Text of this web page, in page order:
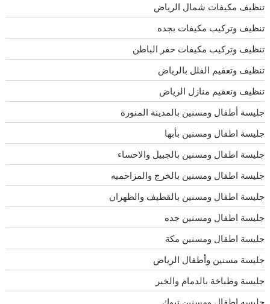
تنظيف مكيفات شمال الرياض
تنظيف وتركيب مكيفات بجده
تنظيف وتركيب مكيفات حفر الباطن
تنظيف وتعقيم الفلل بالرياض
تنظيف وتعقيم منازل الرياض
جليسة أطفال ومسنين بالمدينة المنورة
جليسة اطفال ومسنين بأبها
جليسة اطفال ومسنين بالجبيل والاحساء
جليسة اطفال ومسنين بالخرج والمزاحميه
جليسة اطفال ومسنين بالقطيف والظهران
جليسة اطفال ومسنين جده
جليسة اطفال ومسنين مكة
جليسة مسنين وأطفال الرياض
جليسة وطباخة بالدمام والخبر
جليسه اطفال ومسنين تبوك